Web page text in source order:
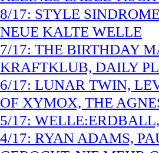
8/17: STYLE
NEUE KALTE WELLE
7/17: THE BIRTHDAY
KRAFTKLUB, DAILY
6/17: LUNAR TWIN,
OF XYMOX, THE
5/17:
4/17: RYAN ADAMS,